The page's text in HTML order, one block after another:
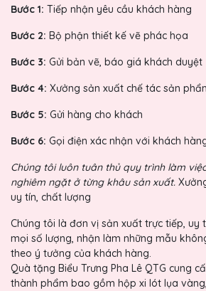
Bước 1: Tiếp nhận yêu cầu khách hàng
Bước 2: Bộ phận thiết kế vẽ phác họa
Bước 3: Gửi bản vẽ, báo giá khách duyệt
Bước 4: Xưởng sản xuất chế tác sản
Bước 5: Gửi hàng cho khách
Bước 6: Gọi điện xác nhận với khách
Chúng tôi luôn tuân thủ quy trình làm
nghiêm ngặt ở từng khâu sản xuất.
uy tín, chất lượng
Chúng tôi là đơn vị sản xuất trực tiếp, uy
mọi số lượng, nhận làm những mẫu
theo ý tưởng của khách hàng.
Quà tặng Biểu Trưng Pha Lê QTG cung
thành phẩm bao gồm hộp xi lót lụa